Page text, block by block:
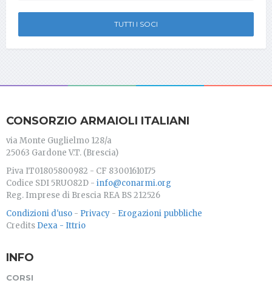
TUTTI I SOCI
CONSORZIO ARMAIOLI ITALIANI
via Monte Guglielmo 128/a
25063 Gardone V.T. (Brescia)
P.iva IT01805800982 - CF 83001610175
Codice SDI 5RUO82D - info@conarmi.org
Reg. Imprese di Brescia REA BS 212526
Condizioni d'uso - Privacy - Erogazioni pubbliche
Credits Dexa - Ittrio
INFO
CORSI